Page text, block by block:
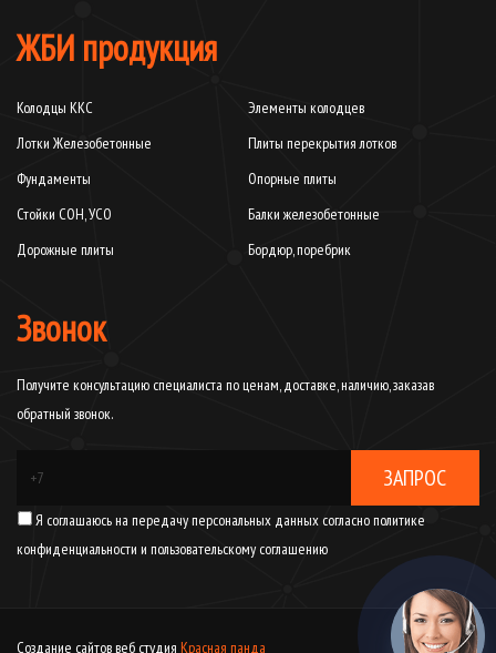
ЖБИ продукция
Колодцы ККС
Элементы колодцев
Лотки Железобетонные
Плиты перекрытия лотков
Фундаменты
Опорные плиты
Стойки СОН, УСО
Балки железобетонные
Дорожные плиты
Бордюр, поребрик
Звонок
Получите консультацию специалиста по ценам, доставке, наличию, заказав
обратный звонок.
ЗАПРОС
Я соглашаюсь на передачу персональных данных согласнополитике
конфиденциальности и пользовательскому соглашению
Создание сайтов веб студия Красная панда